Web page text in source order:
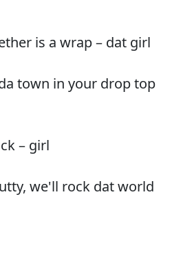
is a wrap – dat girl
town in your drop top
– girl
we'll rock dat world